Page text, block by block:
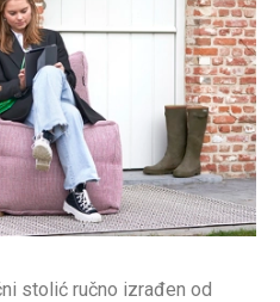
stolić ručno izrađen od